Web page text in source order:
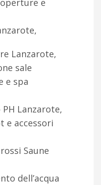
e
Lanzarote,
sale
e spa
Lanzarote,
e accessori
Saune
dell’acqua